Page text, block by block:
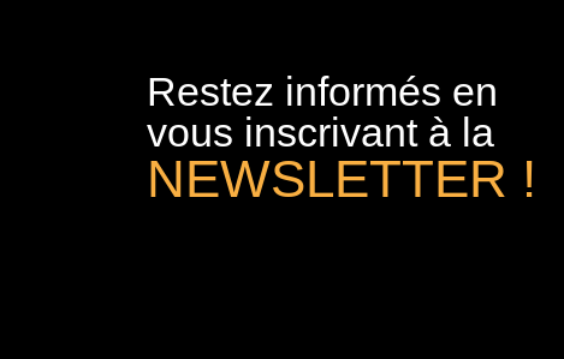
Restez informés en
vous inscrivant à la
NEWSLETTER !